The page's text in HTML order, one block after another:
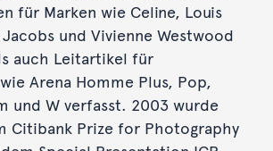
für Marken wie Celine, Louis
und Vivienne Westwood
auch Leitartikel für
Arena Homme Plus, Pop,
und W verfasst. 2003 wurde
Citibank Prize for Photography